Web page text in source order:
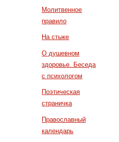
Молитвенное
правило
На стыке
О душевном
здоровье. Беседа
с психологом
Поэтическая
страничка
Православный
календарь